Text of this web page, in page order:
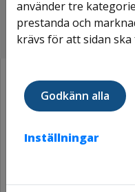
Hem Områden
ZAMORAS
använder tre
prestanda och
krävs för att sidan ska
Godkänn alla
Inställningar